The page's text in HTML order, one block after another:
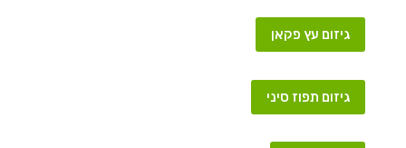
גיזום עץ פקאן
גיזום תפוז סיני